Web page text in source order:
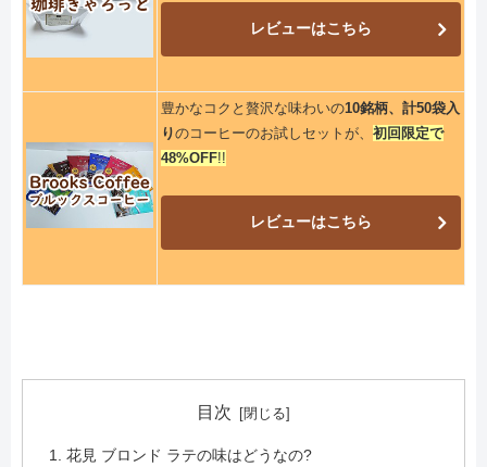
レビューはこちら
豊かなコクと贅沢な味わいの10銘柄、計50袋入
りのコーヒーのお試しセットが、 初回限定で
48%OFF!!
レビューはこちら
目次
花見 ブロンド ラテの味はどうなの?